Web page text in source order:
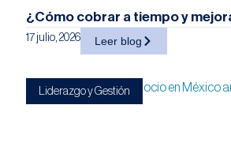
¿Cómo cobrar a tiempo y
17 julio, 2026 Leer blog
Liderazgo y Gestión